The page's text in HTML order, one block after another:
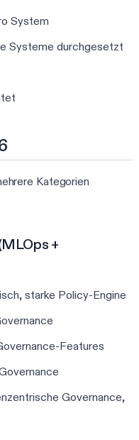
System
Systeme durchgesetzt
Kategorien
+
starke Policy-Engine
Features
Governance,